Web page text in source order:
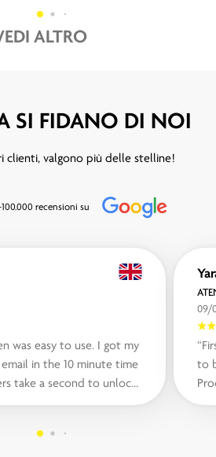
ALTRO
SI FIDANO DI NOI
clienti, valgono più delle stelline!
recensioni su
was easy to use. I got my
in the 10 minute time
take a second to unlock.
but call box w...“
09/
to